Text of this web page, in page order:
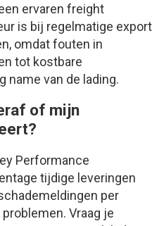
ervaren freight
is bij regelmatige export
omdat fouten in
tot kostbare
name van de lading.
of mijn
Performance
tijdige leveringen
per
Vraag je